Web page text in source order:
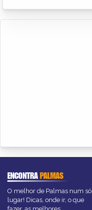
ENCONTRAPALMAS
O melhor de Palmas num só
lugar! Dicas, onde ir, o que